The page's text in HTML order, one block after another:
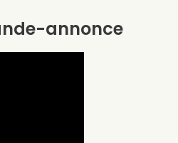
annonce